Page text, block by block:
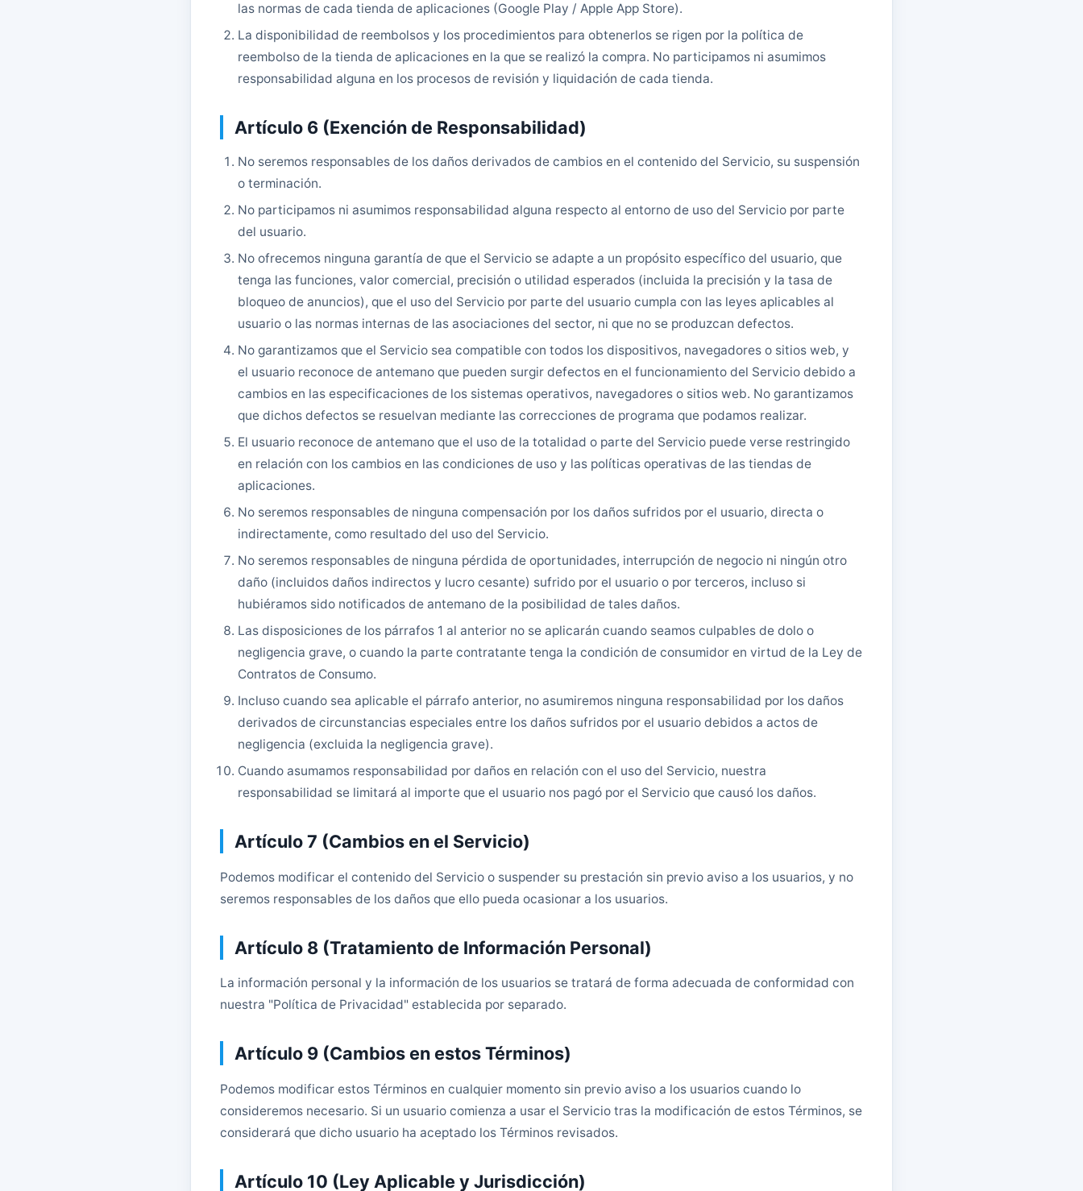
las normas de cada tienda de aplicaciones (Google Play / Apple App Store).
La disponibilidad de reembolsos y los procedimientos para obtenerlos se rigen por la política de
reembolso de la tienda de aplicaciones en la que se realizó la compra. No participamos ni asumimos
responsabilidad alguna en los procesos de revisión y liquidación de cada tienda.
Artículo 6 (Exención de Responsabilidad)
No seremos responsables de los daños derivados de cambios en el contenido del Servicio, su suspensión
o terminación.
No participamos ni asumimos responsabilidad alguna respecto al entorno de uso del Servicio por parte
del usuario.
No ofrecemos ninguna garantía de que el Servicio se adapte a un propósito específico del usuario, que
tenga las funciones, valor comercial, precisión o utilidad esperados (incluida la precisión y la tasa de
bloqueo de anuncios), que el uso del Servicio por parte del usuario cumpla con las leyes aplicables al
usuario o las normas internas de las asociaciones del sector, ni que no se produzcan defectos.
No garantizamos que el Servicio sea compatible con todos los dispositivos, navegadores o sitios web, y
el usuario reconoce de antemano que pueden surgir defectos en el funcionamiento del Servicio debido a
cambios en las especificaciones de los sistemas operativos, navegadores o sitios web. No garantizamos
que dichos defectos se resuelvan mediante las correcciones de programa que podamos realizar.
El usuario reconoce de antemano que el uso de la totalidad o parte del Servicio puede verse restringido
en relación con los cambios en las condiciones de uso y las políticas operativas de las tiendas de
aplicaciones.
No seremos responsables de ninguna compensación por los daños sufridos por el usuario, directa o
indirectamente, como resultado del uso del Servicio.
No seremos responsables de ninguna pérdida de oportunidades, interrupción de negocio ni ningún otro
daño (incluidos daños indirectos y lucro cesante) sufrido por el usuario o por terceros, incluso si
hubiéramos sido notificados de antemano de la posibilidad de tales daños.
Las disposiciones de los párrafos 1 al anterior no se aplicarán cuando seamos culpables de dolo o
negligencia grave, o cuando la parte contratante tenga la condición de consumidor en virtud de la Ley de
Contratos de Consumo.
Incluso cuando sea aplicable el párrafo anterior, no asumiremos ninguna responsabilidad por los daños
derivados de circunstancias especiales entre los daños sufridos por el usuario debidos a actos de
negligencia (excluida la negligencia grave).
Cuando asumamos responsabilidad por daños en relación con el uso del Servicio, nuestra
responsabilidad se limitará al importe que el usuario nos pagó por el Servicio que causó los daños.
Artículo 7 (Cambios en el Servicio)
Podemos modificar el contenido del Servicio o suspender su prestación sin previo aviso a los usuarios, y no
seremos responsables de los daños que ello pueda ocasionar a los usuarios.
Artículo 8 (Tratamiento de Información Personal)
La información personal y la información de los usuarios se tratará de forma adecuada de conformidad con
nuestra "Política de Privacidad" establecida por separado.
Artículo 9 (Cambios en estos Términos)
Podemos modificar estos Términos en cualquier momento sin previo aviso a los usuarios cuando lo
consideremos necesario. Si un usuario comienza a usar el Servicio tras la modificación de estos Términos, se
considerará que dicho usuario ha aceptado los Términos revisados.
Artículo 10 (Ley Aplicable y Jurisdicción)